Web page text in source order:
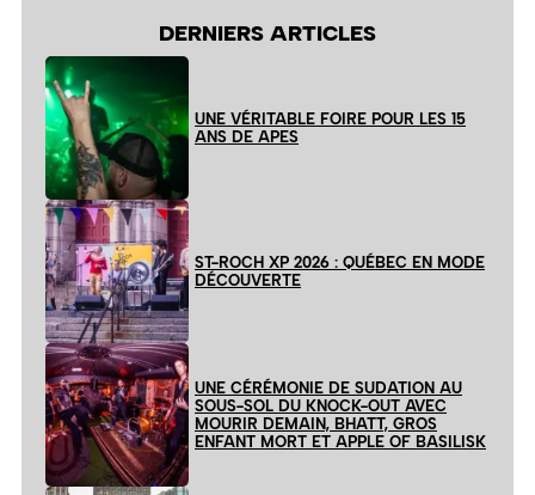
DERNIERS ARTICLES
UNE VÉRITABLE FOIRE POUR LES 15
ANS DE APES
ST-ROCH XP 2026 : QUÉBEC EN MODE
DÉCOUVERTE
UNE CÉRÉMONIE DE SUDATION AU
SOUS-SOL DU KNOCK-OUT AVEC
MOURIR DEMAIN, BHATT, GROS
ENFANT MORT ET APPLE OF BASILISK